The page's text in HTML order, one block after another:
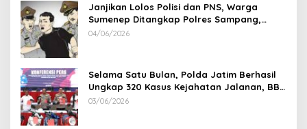
Janjikan Lolos Polisi dan PNS, Warga
Sumenep Ditangkap Polres Sampang,
Korban Rugi Rp 600 juta
04/06/2026
Selama Satu Bulan, Polda Jatim Berhasil
Ungkap 320 Kasus Kejahatan Jalanan, BB
100 Sepeda Motor dan 12 Mobil Diamankan
03/06/2026